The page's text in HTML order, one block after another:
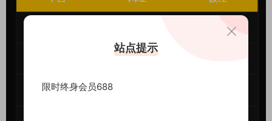
站点提示
限时终身会员688